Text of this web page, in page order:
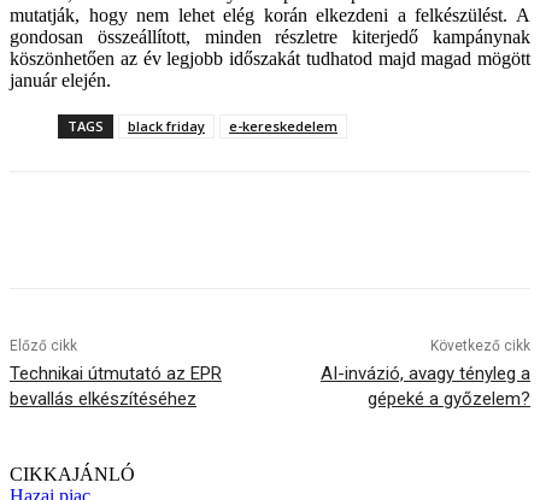
mutatják, hogy nem lehet elég korán elkezdeni a felkészülést. A
gondosan összeállított, minden részletre kiterjedő kampánynak
köszönhetően az év legjobb időszakát tudhatod majd magad mögött
január elején.
TAGS black friday e-kereskedelem
Előző cikk
Technikai útmutató az EPR
bevallás elkészítéséhez
Következő cikk
AI-invázió, avagy tényleg a
gépeké a győzelem?
CIKKAJÁNLÓ